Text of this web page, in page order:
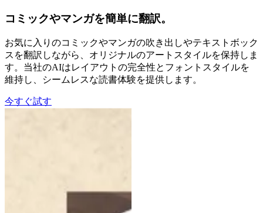
コミックやマンガを簡単に翻訳。
お気に入りのコミックやマンガの吹き出しやテキストボック
スを翻訳しながら、オリジナルのアートスタイルを保持しま
す。当社のAIはレイアウトの完全性とフォントスタイルを
維持し、シームレスな読書体験を提供します。
今すぐ試す